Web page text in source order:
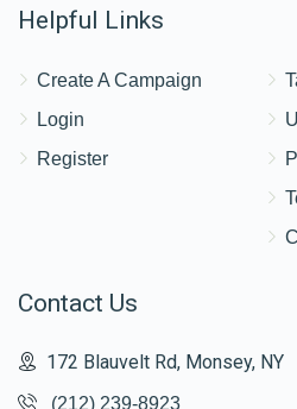
Helpful Links
Create A Campaign
Login
Register
Contact Us
172 Blauvelt Rd, Monsey, NY
(212) 239-8923